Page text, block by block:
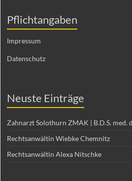
Pflichtangaben
Impressum
Datenschutz
Neuste Einträge
Zahnarzt Solothurn ZMAK | B.D.S. med.
Rechtsanwältin Wiebke Chemnitz
Rechtsanwältin Alexa Nitschke